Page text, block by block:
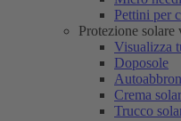
Pettini per
Protezione solare
Visualizza
Doposole
Crema
Trucco